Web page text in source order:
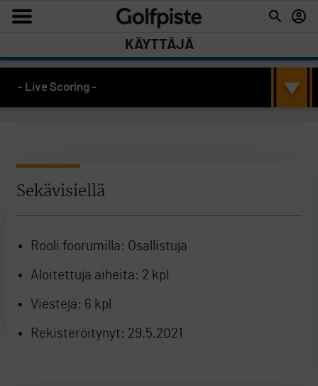
KÄYTTÄJÄ
- Live Scoring -
Sekävisiellä
Rooli foorumilla: Osallistuja
Aloitettuja aiheita: 2 kpl
Viestejä: 6 kpl
Rekisteröitynyt: 29.5.2021